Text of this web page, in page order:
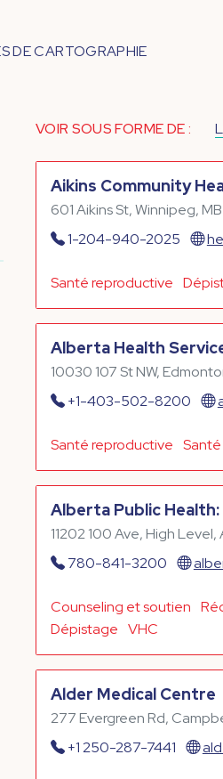
DE CARTOGRAPHIE
VOIR SOUS FORME DE :
Aikins Community
601 Aikins St, Winnipeg,
1-204-940-2025
Santé reproductive
Alberta Health
10030 107 St NW,
+1-403-502-8200
Santé reproductive
Alberta Public
11202 100 Ave, High Level,
780-841-3200
Counseling et soutien
Dépistage VHC
Alder Medical Centre
277 Evergreen Rd,
+1 250-287-7441